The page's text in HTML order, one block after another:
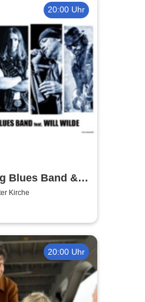
20:00 Uhr
Blues Band &
Kirche
20:00 Uhr